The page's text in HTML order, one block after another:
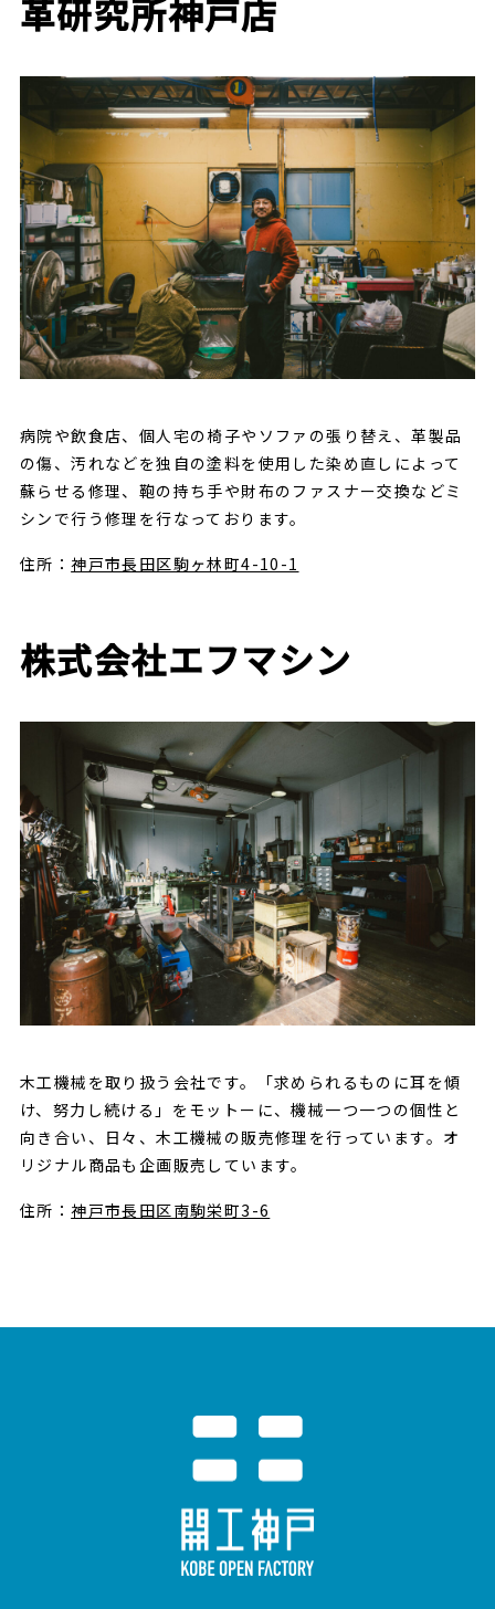
CONTACT
Select Language ▼
革研究所神戸店
病院や飲食店、個人宅の椅子やソファの張り替え、革製品
の傷、汚れなどを独自の塗料を使用した染め直しによって
蘇らせる修理、鞄の持ち手や財布のファスナー交換などミ
シンで行う修理を行なっております。
住所：神戸市長田区駒ヶ林町4-10-1
株式会社エフマシン
木工機械を取り扱う会社です。「求められるものに耳を傾
け、努力し続ける」をモットーに、機械一つ一つの個性と
向き合い、日々、木工機械の販売修理を行っています。オ
リジナル商品も企画販売しています。
住所：神戸市長田区南駒栄町3-6